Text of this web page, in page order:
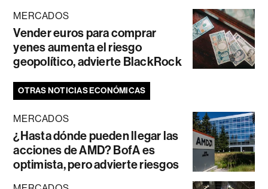
MERCADOS
Vender euros para comprar
yenes aumenta el riesgo
geopolítico, advierte BlackRock
OTRAS NOTICIAS ECONÓMICAS
MERCADOS
¿Hasta dónde pueden llegar las
acciones de AMD? BofA es
optimista, pero advierte riesgos